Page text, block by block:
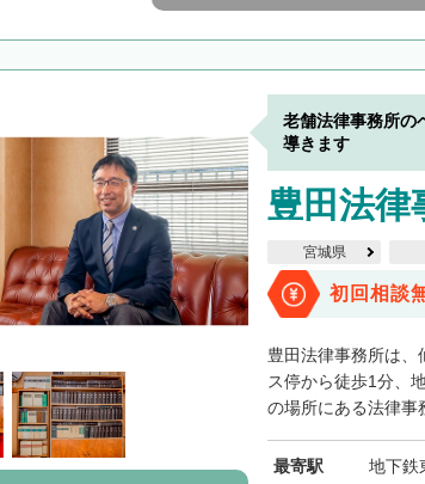
老舗法律事務所の
導きます
豊田法律
宮城県
初回相談
豊田法律事務所は
ス停から徒歩1分、
の場所にある法律事
最寄駅 地下鉄